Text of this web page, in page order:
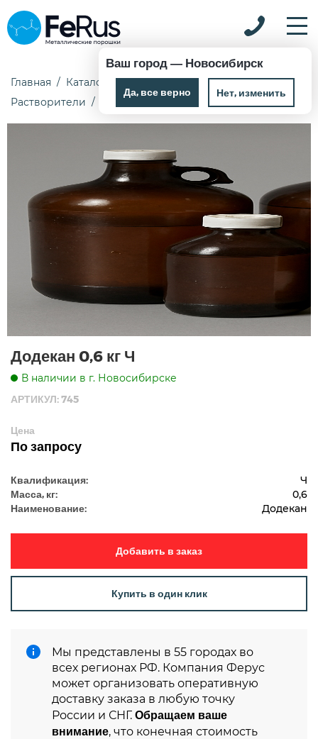
Ваш город — Новосибирск
Да, все верно Нет, изменить
Главная Каталог
Химические реактивы
Растворители
Додекан 0,6 кг Ч
Додекан 0,6 кг Ч
В наличии в г. Новосибирске
АРТИКУЛ: 745
Цена
По запросу
Квалификация: Ч
Масса, кг: 0,6
Наименование: Додекан
Добавить в заказ
Купить в один клик
Мы представлены в 55 городах во
всех регионах РФ. Компания Ферус
может организовать оперативную
доставку заказа в любую точку
России и СНГ. Обращаем ваше
внимание, что конечная стоимость